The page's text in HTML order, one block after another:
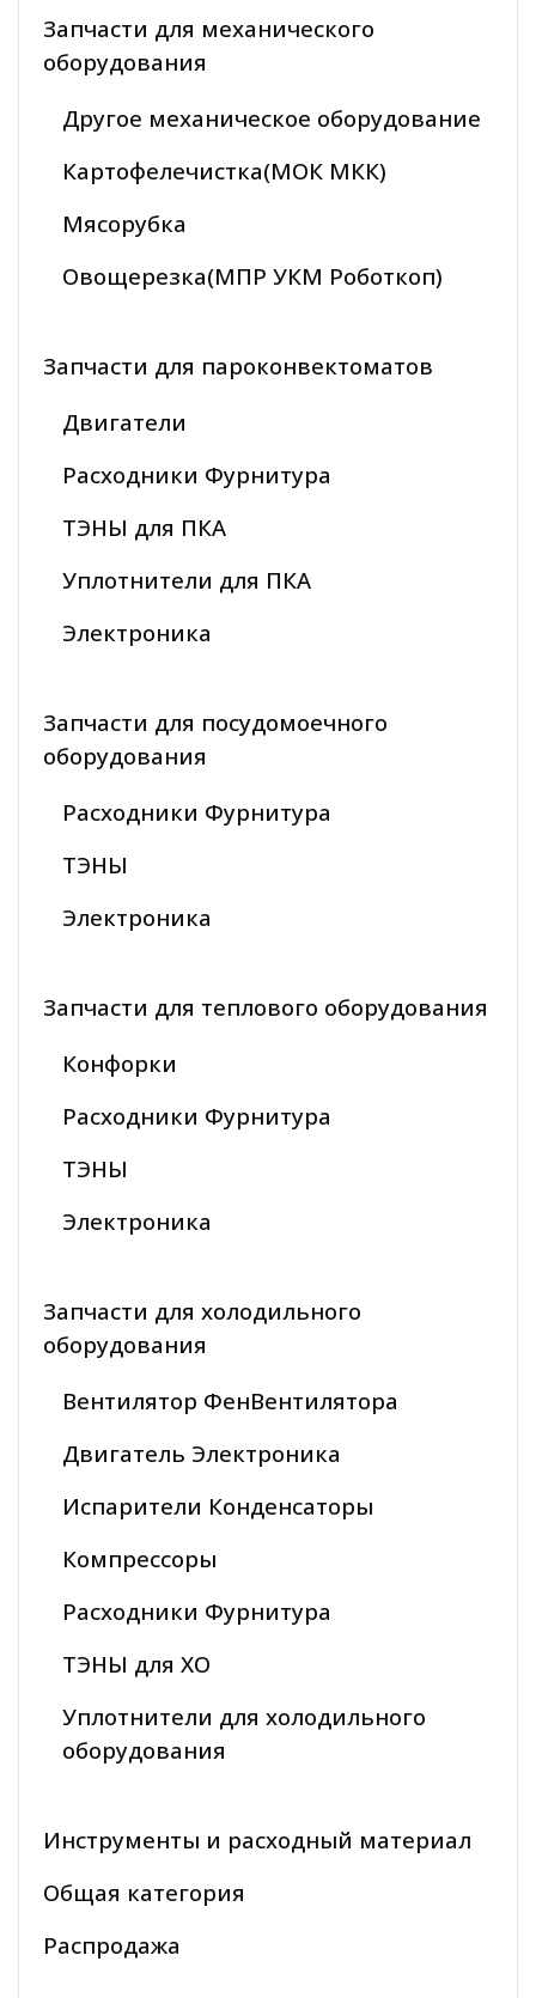
Запчасти для механического
оборудования
Другое механическое оборудование
Картофелечистка(МОК МКК)
Мясорубка
Овощерезка(МПР УКМ Роботкоп)
Запчасти для пароконвектоматов
Двигатели
Расходники Фурнитура
ТЭНЫ для ПКА
Уплотнители для ПКА
Электроника
Запчасти для посудомоечного
оборудования
Расходники Фурнитура
ТЭНЫ
Электроника
Запчасти для теплового оборудования
Конфорки
Расходники Фурнитура
ТЭНЫ
Электроника
Запчасти для холодильного
оборудования
Вентилятор ФенВентилятора
Двигатель Электроника
Испарители Конденсаторы
Компрессоры
Расходники Фурнитура
ТЭНЫ для ХО
Уплотнители для холодильного
оборудования
Инструменты и расходный материал
Общая категория
Распродажа